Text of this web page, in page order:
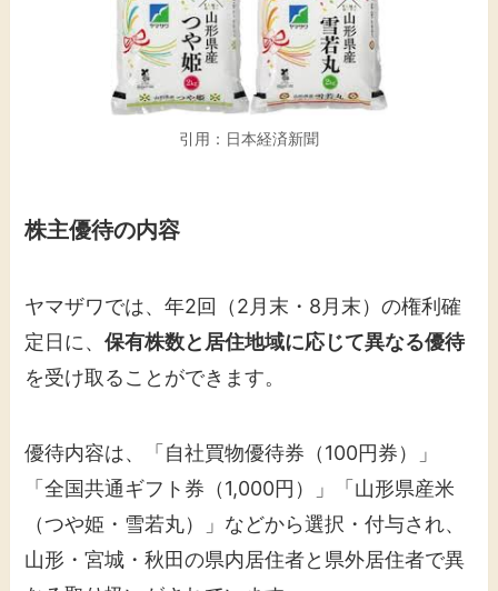
引用：日本経済新聞
株主優待の内容
ヤマザワでは、年2回（2月末・8月末）の権利確
定日に、保有株数と居住地域に応じて異なる優待
を受け取ることができます。
優待内容は、「自社買物優待券（100円券）」
「全国共通ギフト券（1,000円）」「山形県産米
（つや姫・雪若丸）」などから選択・付与され、
山形・宮城・秋田の県内居住者と県外居住者で異